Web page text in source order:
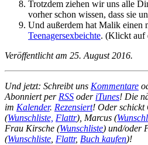
Trotzdem ziehen wir uns alle
vorher schon wissen, dass sie
Und außerdem hat Malik einen
Teenagersexbeichte. (Klickt auf
Veröffentlicht am 25. August 2016.
Und jetzt: Schreibt uns Kommentare
Abonniert perRSS oder iTunes! Die
im Kalender. Rezensiert! Oder schickt
(Wunschliste, Flattr), Marcus (
Frau Kirsche (Wunschliste) und/oder
(Wunschliste, Flattr, Buch kaufen)!